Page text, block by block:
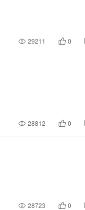
29211 0
28812 0
28723 0